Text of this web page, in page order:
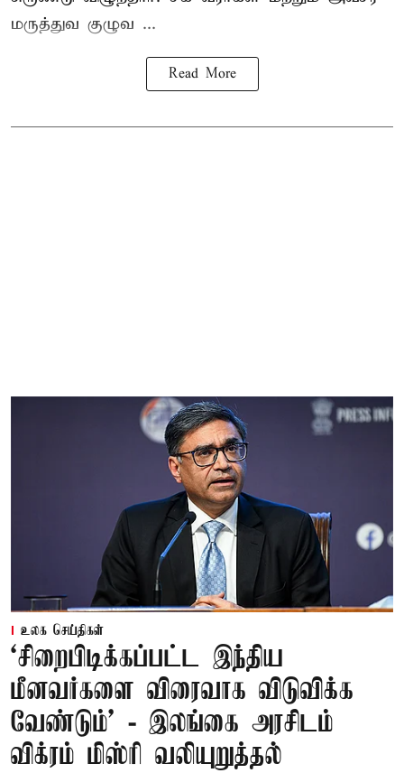
மருத்துவ குழுவ ...
Read More
உலக செய்திகள்
‘சிறைபிடிக்கப்பட்ட இந்திய
மீனவர்களை விரைவாக விடுவிக்க
வேண்டும்' - இலங்கை அரசிடம்
விக்ரம் மிஸ்ரி வலியுறுத்தல்